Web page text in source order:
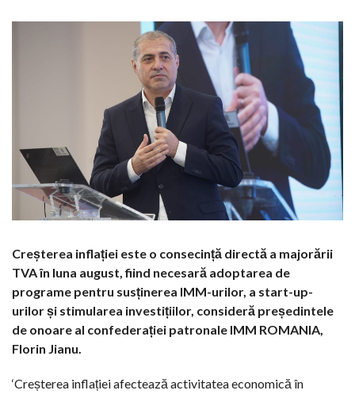
Creșterea inflației este o consecință directă a majorării
TVA în luna august, fiind necesară adoptarea de
programe pentru susținerea IMM-urilor, a start-up-
urilor și stimularea investițiilor, consideră președintele
de onoare al confederației patronale IMM ROMANIA,
Florin Jianu.
‘Creșterea inflației afectează activitatea economică în